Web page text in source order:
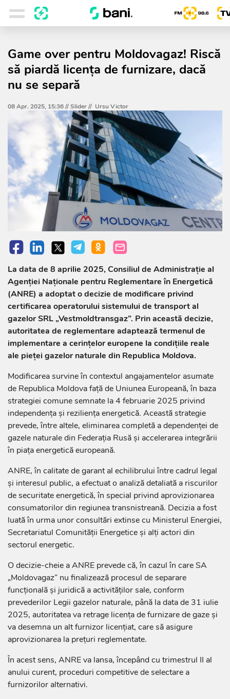
Game over pentru Moldovagaz! Riscă
să piardă licența de furnizare, dacă
nu se separă
08 Apr. 2025, 15:36 //Slider// Ursu Victor
La data de 8 aprilie 2025, Consiliul de Administrație al
Agenției Naționale pentru Reglementare în Energetică
(ANRE) a adoptat o decizie de modificare privind
certificarea operatorului sistemului de transport al
gazelor SRL „Vestmoldtransgaz”. Prin această decizie,
autoritatea de reglementare adaptează termenul de
implementare a cerințelor europene la condițiile reale
ale pieței gazelor naturale din Republica Moldova.
Modificarea survine în contextul angajamentelor asumate
de Republica Moldova față de Uniunea Europeană, în baza
strategiei comune semnate la 4 februarie 2025 privind
independența și reziliența energetică. Această strategie
prevede, între altele, eliminarea completă a dependenței de
gazele naturale din Federația Rusă și accelerarea integrării
în piața energetică europeană.
ANRE, în calitate de garant al echilibrului între cadrul legal
și interesul public, a efectuat o analiză detaliată a riscurilor
de securitate energetică, în special privind aprovizionarea
consumatorilor din regiunea transnistreană. Decizia a fost
luată în urma unor consultări extinse cu Ministerul Energiei,
Secretariatul Comunității Energetice și alți actori din
sectorul energetic.
O decizie-cheie a ANRE prevede că, în cazul în care SA
„Moldovagaz” nu finalizează procesul de separare
funcțională și juridică a activităților sale, conform
prevederilor Legii gazelor naturale, până la data de 31 iulie
2025, autoritatea va retrage licența de furnizare de gaze și
va desemna un alt furnizor licențiat, care să asigure
aprovizionarea la prețuri reglementate.
În acest sens, ANRE va lansa, începând cu trimestrul II al
anului curent, proceduri competitive de selectare a
furnizorilor alternativi.